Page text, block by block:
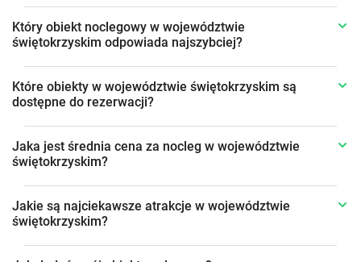
Który obiekt noclegowy w województwie
świętokrzyskim odpowiada najszybciej?
Które obiekty w województwie świętokrzyskim są
dostępne do rezerwacji?
Jaka jest średnia cena za nocleg w województwie
świętokrzyskim?
Jakie są najciekawsze atrakcje w województwie
świętokrzyskim?